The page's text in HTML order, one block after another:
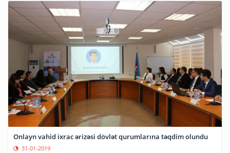
Onlayn vahid ixrac ərizəsi dövlət qurumlarına təqdim olundu
31-01-2019